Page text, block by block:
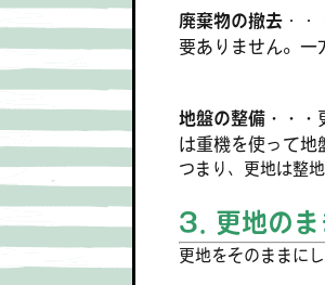
廃棄物の撤去 ・
要ありません。一
地盤の整備・・・
は重機を使って地
つまり、更地は整
3. 更地のま
更地をそのままに